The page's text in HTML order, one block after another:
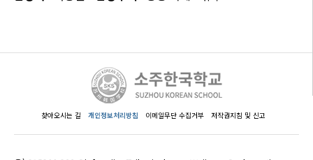
찾아오시는 길 개인정보처리방침 이메일무단 수집거부 저작권지침 및 신고